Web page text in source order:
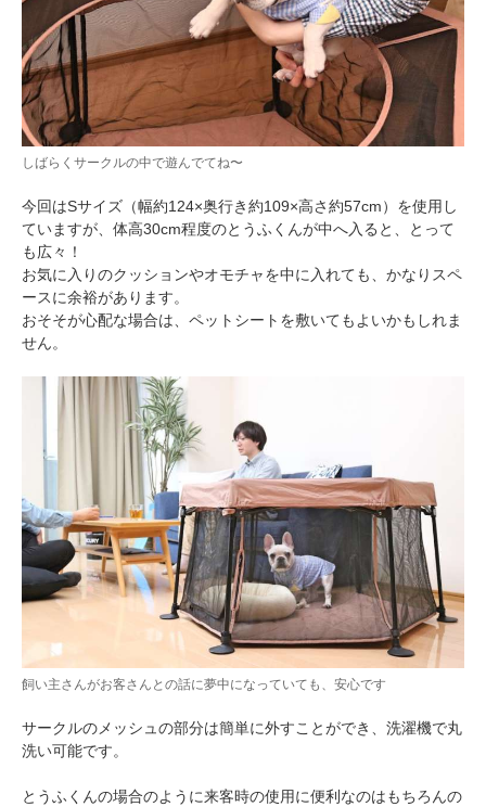
しばらくサークルの中で遊んでてね〜
今回はSサイズ（幅約124×奥行き約109×高さ約57cm）を使用し
ていますが、体高30cm程度のとうふくんが中へ入ると、とって
も広々！
お気に入りのクッションやオモチャを中に入れても、かなりスペ
ースに余裕があります。
おそそが心配な場合は、ペットシートを敷いてもよいかもしれま
せん。
飼い主さんがお客さんとの話に夢中になっていても、安心です
サークルのメッシュの部分は簡単に外すことができ、洗濯機で丸
洗い可能です。
とうふくんの場合のように来客時の使用に便利なのはもちろんの